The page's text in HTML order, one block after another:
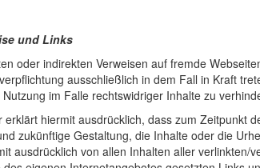
und Links
oder indirekten Verweisen auf fremde
ausschließlich in dem Fall in Kraft
im Falle rechtswidriger Inhalte zu
erklärt hiermit ausdrücklich, dass zum Zeitpunkt
zukünftige Gestaltung, die Inhalte oder die
ausdrücklich von allen Inhalten aller